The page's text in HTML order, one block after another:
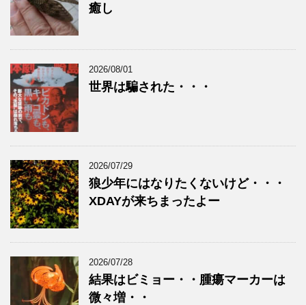
癒し
2026/08/01
世界は騙された・・・
2026/07/29
狼少年にはなりたくないけど・・・
XDAYが来ちまったよー
2026/07/28
結果はビミョー・・腫瘍マーカーは
微々増・・